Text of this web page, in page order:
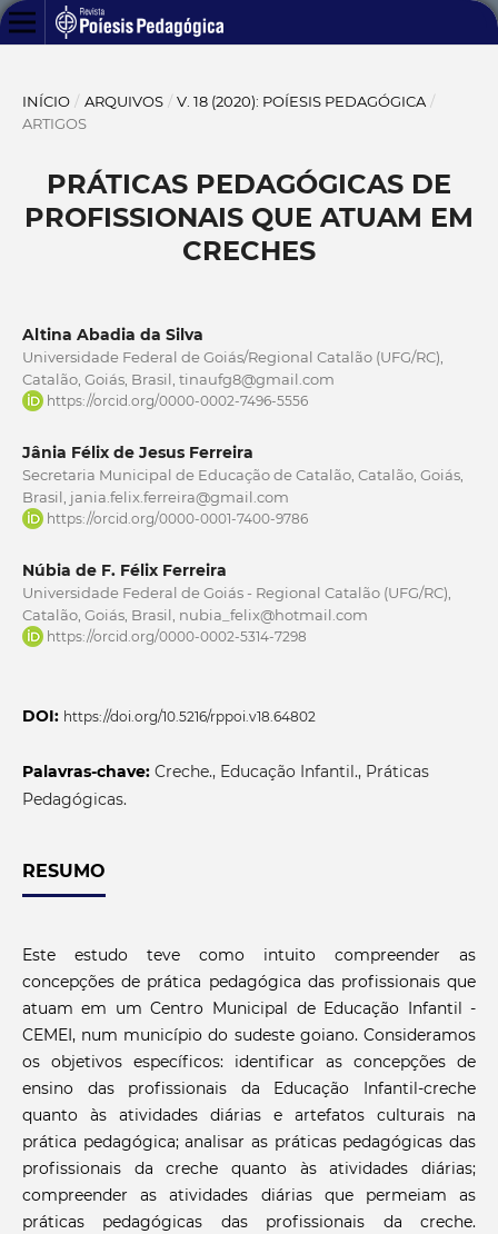
INÍCIO / ARQUIVOS / V. 18 (2020): POÍESIS PEDAGÓGICA /
ARTIGOS
PRÁTICAS PEDAGÓGICAS DE
PROFISSIONAIS QUE ATUAM EM
CRECHES
Altina Abadia da Silva
Universidade Federal de Goiás/Regional Catalão (UFG/RC),
Catalão, Goiás, Brasil, tinaufg8@gmail.com
https://orcid.org/0000-0002-7496-5556
Jânia Félix de Jesus Ferreira
Secretaria Municipal de Educação de Catalão, Catalão, Goiás,
Brasil, jania.felix.ferreira@gmail.com
https://orcid.org/0000-0001-7400-9786
Núbia de F. Félix Ferreira
Universidade Federal de Goiás - Regional Catalão (UFG/RC),
Catalão, Goiás, Brasil, nubia_felix@hotmail.com
https://orcid.org/0000-0002-5314-7298
DOI: https://doi.org/10.5216/rppoi.v18.64802
Palavras-chave: Creche., Educação Infantil., Práticas
Pedagógicas.
RESUMO
Este estudo teve como intuito compreender as
concepções de prática pedagógica das profissionais que
atuam em um Centro Municipal de Educação Infantil -
CEMEI, num município do sudeste goiano. Consideramos
os objetivos específicos: identificar as concepções de
ensino das profissionais da Educação Infantil-creche
quanto às atividades diárias e artefatos culturais na
prática pedagógica; analisar as práticas pedagógicas das
profissionais da creche quanto às atividades diárias;
compreender as atividades diárias que permeiam as
práticas pedagógicas das profissionais da creche.